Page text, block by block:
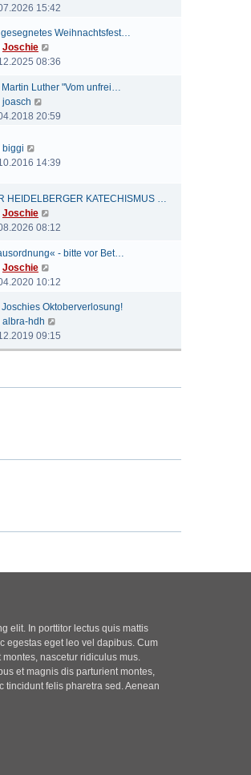
a
e
t
a
g
t
e
i
r
e
e
t
r
e
r
g
15:42
gesegnetes Weihnachtsfest…
Joschie
e
e
t
B
t
a
08:36
Martin Luther "Vom unfrei…
joasch
e
s
r
B
e
t
r
a
g
20:59
biggi
e
s
t
e
r
B
e
t
r
a
g
14:39
HEIDELBERGER KATECHISMUS …
Joschie
e
e
t
r
B
e
r
08:12
- bitte vor Bet…
Joschie
e
e
s
t
e
10:12
Joschies Oktoberverlosung!
albra-hdh
e
u
09:15
elit. In porttitor lectus quis mattis
egestas eget leo vel dapibus. Cum
nascetur ridiculus mus.
et magnis dis parturient montes,
tincidunt felis pharetra sed. Aenean